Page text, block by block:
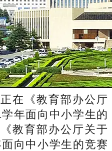
在《教育部办公厅
年面向中小学生的
教育部办公厅关于
向中小学生的竞赛